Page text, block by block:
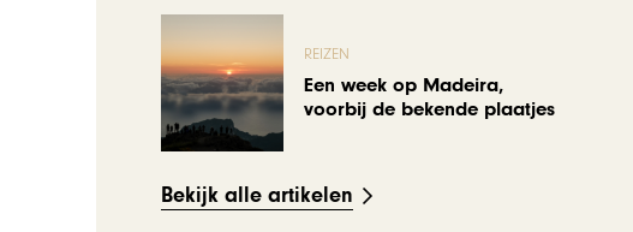
REIZEN
Een week op Madeira,
voorbij de bekende plaatjes
Bekijk alle artikelen